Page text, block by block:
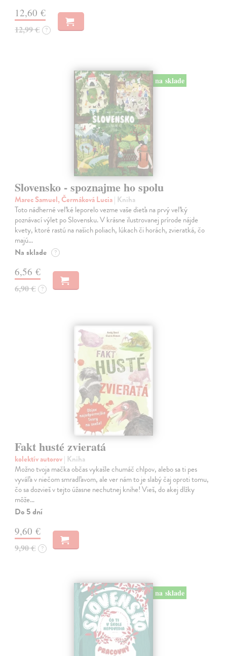
12,60 €
12,99 € ?
na sklade
Slovensko - spoznajme ho spolu
Marec Samuel, Čermáková Lucia| Kniha
Toto nádherné veľké leporelo vezme vaše dieťa na prvý veľký
poznávací výlet po Slovensku. V krásne ilustrovanej prírode nájde
kvety, ktoré rastú na našich poliach, lúkach či horách, zvieratká, čo
majú…
Na sklade ?
6,56 €
6,90 € ?
Fakt husté zvieratá
kolektív autorov| Kniha
Možno tvoja mačka občas vykašle chumáč chlpov, alebo sa ti pes
vyváľa v niečom smradľavom, ale ver nám to je slabý čaj oproti tomu,
čo sa dozvieš v tejto úžasne nechutnej knihe! Vieš, do akej dlžky
môže…
Do 5 dní
9,60 €
9,90 € ?
na sklade